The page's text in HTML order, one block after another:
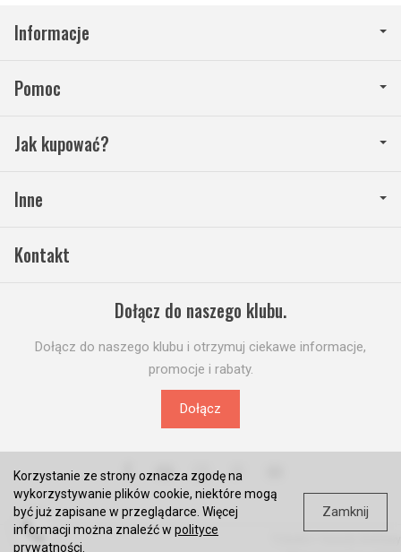
Informacje
Pomoc
Jak kupować?
Inne
Kontakt
Dołącz do naszego klubu.
Dołącz do naszego klubu i otrzymuj ciekawe informacje,
promocje i rabaty.
Dołącz
Korzystanie ze strony oznacza zgodę na
wykorzystywanie plików cookie, niektóre mogą
być już zapisane w przeglądarce. Więcej
informacji można znaleźć w polityce
prywatności
Zamknij